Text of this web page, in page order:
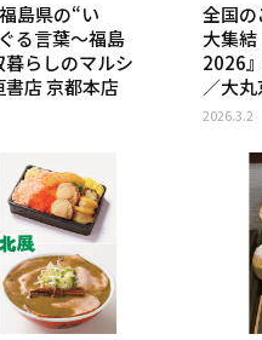
島県の“い
る言葉～福島
らしのマルシ
店 京都本店
全国
大集
2026
／大
2026.3.2